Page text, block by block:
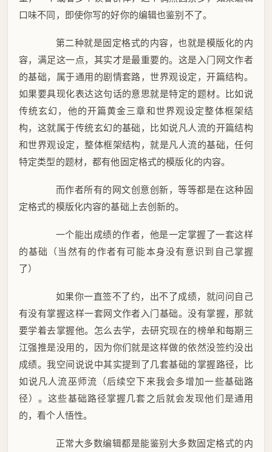
口味不同，即使你写的好你的编辑也鉴别不了。
第二种就是固定格式的内容，也就是模版化的内
容，满足这一点，其实才是最重要的。这是入门网文作者
的基础，属于通用的剧情套路，世界观设定，开篇结构。
如果要具现化表达这句话的意思就是特定的题材。比如说
传统玄幻，他的开篇黄金三章和世界观设定整体框架结
构，这就属于传统玄幻的基础，比如说凡人流的开篇结构
和世界观设定，整体框架结构，就是凡人流的基础，任何
特定类型的题材，都有他固定格式的模版化的内容。
而作者所有的网文创意创新，等等都是在这种固
定格式的模版化内容的基础上去创新的。
一个能出成绩的作者，他是一定掌握了一套这样
的基础（当然有的作者有可能本身没有意识到自己掌握
了）
如果你一直签不了约，出不了成绩，就问问自己
有没有掌握这样一套网文作者入门基础。没有掌握，那就
要学着去掌握他。怎么去学，去研究现在的榜单和每期三
江强推是没用的，因为你们就是这样做的依然没签约没出
成绩。我空间说说中其实提到了几套基础的掌握路径，比
如说凡人流巫师流（后续空下来我会多增加一些基础路
径）。这些基础路径掌握几套之后就会发现他们是通用
的，看个人悟性。
正常大多数编辑都是能鉴别大多数固定格式的内